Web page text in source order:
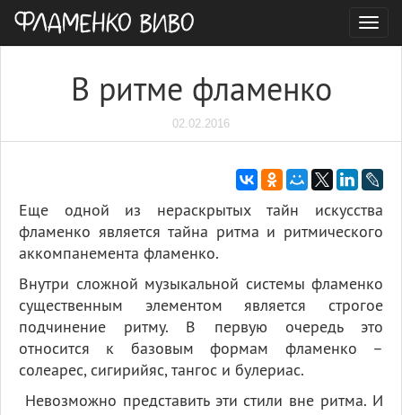
В ритме фламенко
02.02.2016
Еще одной из нераскрытых тайн искусства
фламенко является тайна ритма и ритмического
аккомпанемента фламенко.
Внутри сложной музыкальной системы фламенко
существенным элементом является строгое
подчинение ритму. В первую очередь это
относится к базовым формам фламенко –
солеарес, сигирийяс, тангос и булериас.
Невозможно представить эти стили вне ритма. И